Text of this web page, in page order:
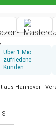
Über 1 Mio.
zufriedene
Kunden
aus Hannover |